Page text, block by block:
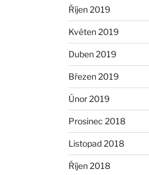
Říjen 2019
Květen 2019
Duben 2019
Březen 2019
Únor 2019
Prosinec 2018
Listopad 2018
Říjen 2018